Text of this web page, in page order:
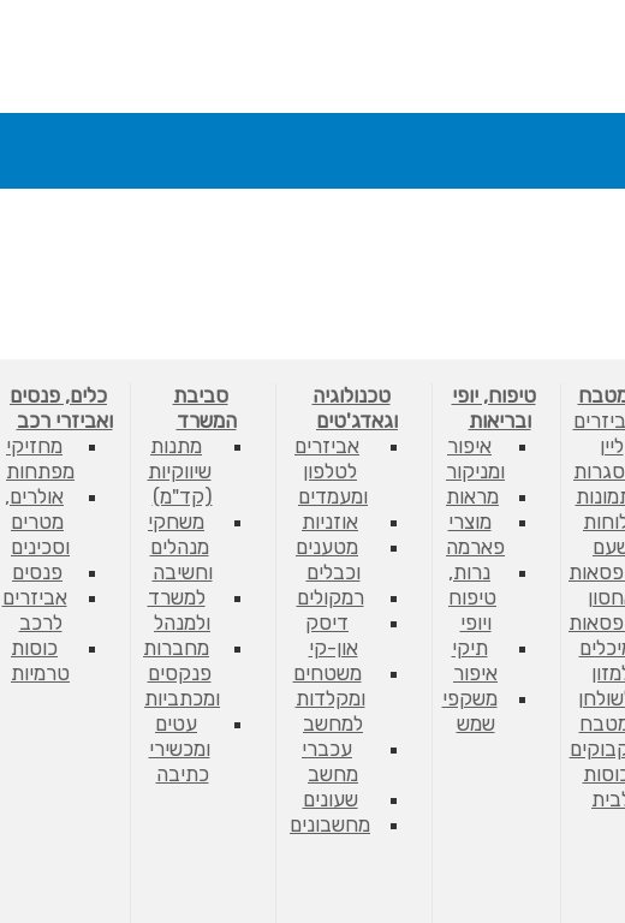
ליין
טיפוח, יופי
ובריאות
איפור
ומניקור
מראות
מוצרי
פארמה
נרות,
טיפוח
ויופי
תיקי
איפור
משקפי
שמש
טכנולוגיה
וגאדג'טים
אביזרים
לטלפון
ומעמדים
אוזניות
מטענים
וכבלים
רמקולים
דיסק
און-קי
משטחים
ומקלדות
למחשב
עכברי
מחשב
שעונים
מחשבונים
סביבת
המשרד
מתנות
שיווקיות
(קד"מ)
משחקי
מנהלים
וחשיבה
למשרד
ולמנהל
מחברות
פנקסים
ומכתביות
עטים
ומכשירי
כתיבה
כלים, פנסים
ואביזרי רכב
מחזיקי
מפתחות
אולרים,
מטרים
וסכינים
פנסים
אביזרים
לרכב
כוסות
טרמיות